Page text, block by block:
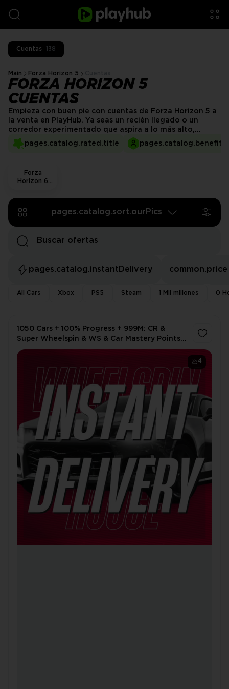
Cuentas 138
Main Forza Horizon 5
FORZA HORIZON 5
CUENTAS
pages.catalog.rated.title
Empieza con buen pie con cuentas de Forza Horizon 5 a
la venta en PlayHub. Ya seas un recién llegado o un
corredor experimentado que aspira a lo más alto,
nuestros vendedores ofrecen una variedad de cuentas
de alta calidad para satisfacer las necesidades de cada
encuentra el perfil perfecto para elevar tu experiencia.
Forza
Horizon 6
pages.catalog.sort.ourPics
pages.catalog.instantDelivery common.price
All Cars Xbox PS5 Steam 1 Mil millones 0
4
1050 Cars + 100% Progress + 999M: CR &
Super Wheelspin & WS & Car Mastery Points &
Forzathon Points 👑 Online ❌ No Ban ✔️ Full